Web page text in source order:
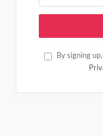
By signing